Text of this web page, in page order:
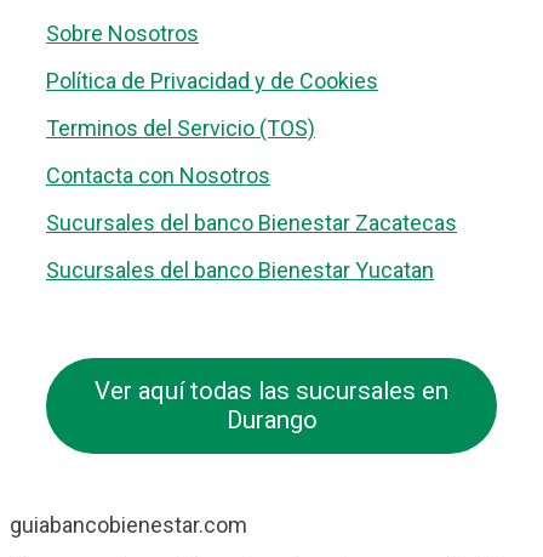
Sobre Nosotros
Política de Privacidad y de Cookies
Terminos del Servicio (TOS)
Contacta con Nosotros
Sucursales del banco Bienestar Zacatecas
Sucursales del banco Bienestar Yucatan
Ver aquí todas las sucursales en
Durango
guiabancobienestar.com